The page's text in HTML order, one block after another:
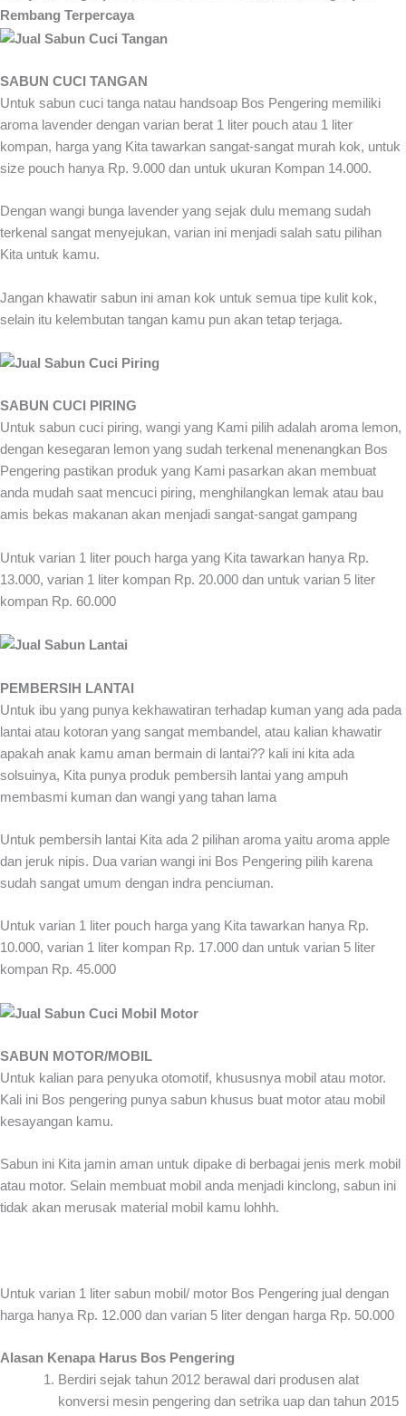
Rembang Terpercaya
SABUN CUCI TANGAN
Untuk sabun cuci tanga natau handsoap Bos Pengering memiliki
aroma lavender dengan varian berat 1 liter pouch atau 1 liter
kompan, harga yang Kita tawarkan sangat-sangat murah kok, untuk
size pouch hanya Rp. 9.000 dan untuk ukuran Kompan 14.000.
Dengan wangi bunga lavender yang sejak dulu memang sudah
terkenal sangat menyejukan, varian ini menjadi salah satu pilihan
Kita untuk kamu.
Jangan khawatir sabun ini aman kok untuk semua tipe kulit kok,
selain itu kelembutan tangan kamu pun akan tetap terjaga.
SABUN CUCI PIRING
Untuk sabun cuci piring, wangi yang Kami pilih adalah aroma lemon,
dengan kesegaran lemon yang sudah terkenal menenangkan Bos
Pengering pastikan produk yang Kami pasarkan akan membuat
anda mudah saat mencuci piring, menghilangkan lemak atau bau
amis bekas makanan akan menjadi sangat-sangat gampang
Untuk varian 1 liter pouch harga yang Kita tawarkan hanya Rp.
13.000, varian 1 liter kompan Rp. 20.000 dan untuk varian 5 liter
kompan Rp. 60.000
PEMBERSIH LANTAI
Untuk ibu yang punya kekhawatiran terhadap kuman yang ada pada
lantai atau kotoran yang sangat membandel, atau kalian khawatir
apakah anak kamu aman bermain di lantai?? kali ini kita ada
solsuinya, Kita punya produk pembersih lantai yang ampuh
membasmi kuman dan wangi yang tahan lama
Untuk pembersih lantai Kita ada 2 pilihan aroma yaitu aroma apple
dan jeruk nipis. Dua varian wangi ini Bos Pengering pilih karena
sudah sangat umum dengan indra penciuman.
Untuk varian 1 liter pouch harga yang Kita tawarkan hanya Rp.
10.000, varian 1 liter kompan Rp. 17.000 dan untuk varian 5 liter
kompan Rp. 45.000
SABUN MOTOR/MOBIL
Untuk kalian para penyuka otomotif, khususnya mobil atau motor.
Kali ini Bos pengering punya sabun khusus buat motor atau mobil
kesayangan kamu.
Sabun ini Kita jamin aman untuk dipake di berbagai jenis merk mobil
atau motor. Selain membuat mobil anda menjadi kinclong, sabun ini
tidak akan merusak material mobil kamu lohhh.
Untuk varian 1 liter sabun mobil/ motor Bos Pengering jual dengan
harga hanya Rp. 12.000 dan varian 5 liter dengan harga Rp. 50.000
Alasan Kenapa Harus Bos Pengering
Berdiri sejak tahun 2012 berawal dari produsen alat
konversi mesin pengering dan setrika uap dan tahun 2015